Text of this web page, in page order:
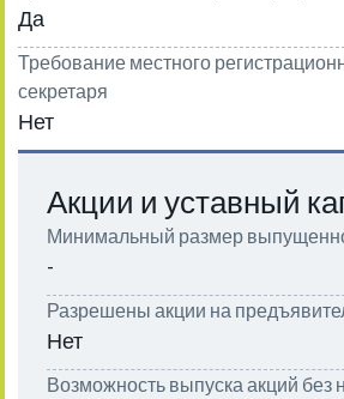
Да
Требование местного
секретаря
Нет
Акции и уставный
Минимальный размер
-
Разрешены акции на
Нет
Возможность выпуска акций без